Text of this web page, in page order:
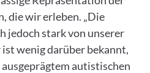
die wir erleben. „Die
jedoch stark von unserer
wenig darüber bekannt,
autistischen